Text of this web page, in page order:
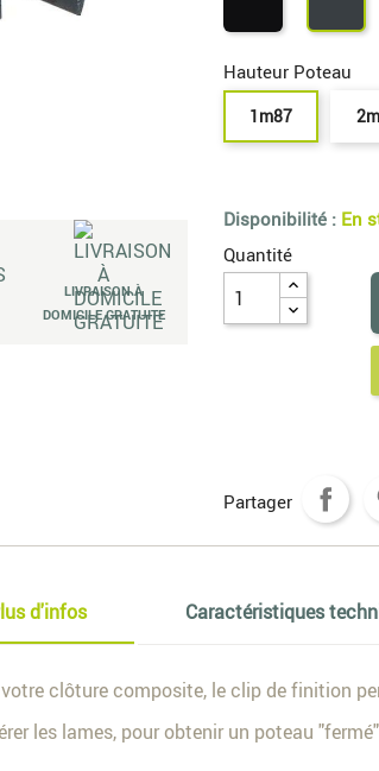
LIVRAISON À
DOMICILE GRATUITE
Hauteur Poteau
1m87
Disponibilité : En
Quantité
Partager
d'infos Caractéristiques
clôture composite, le clip de finition
les lames, pour obtenir un poteau